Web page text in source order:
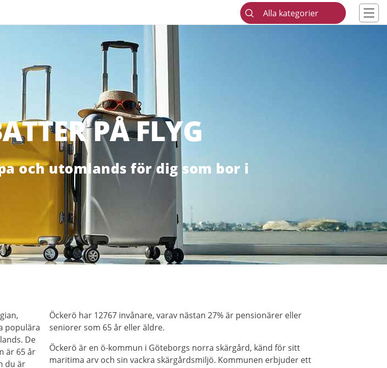
Alla kategorier
PÅ FLYG
och utomlands för dig som bor i
populära
De
är 65 år
du är
Öckerö har 12767 invånare, varav nästan 27% är pensionärer eller
seniorer som 65 år eller äldre.
Öckerö är en ö-kommun i Göteborgs norra skärgård, känd för sitt
maritima arv och sin vackra skärgårdsmiljö. Kommunen erbjuder ett